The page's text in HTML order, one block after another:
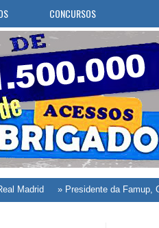
CONCURSOS
»Presidente da Famup, George